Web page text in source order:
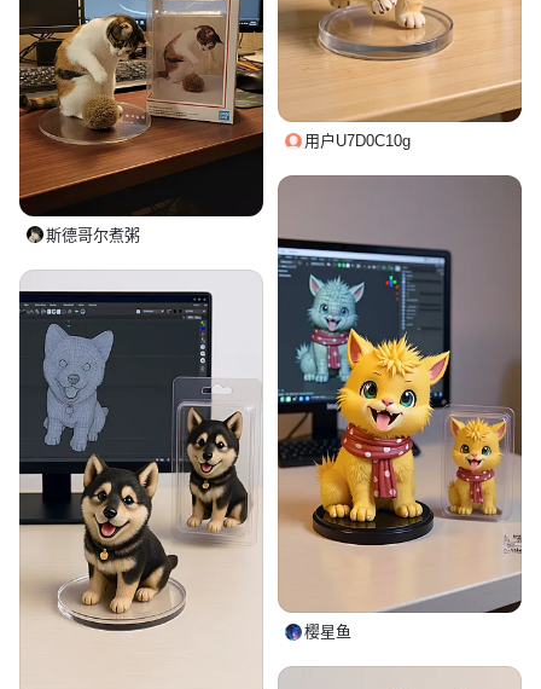
用户U7D0C10g
斯德哥尔煮粥
樱星鱼